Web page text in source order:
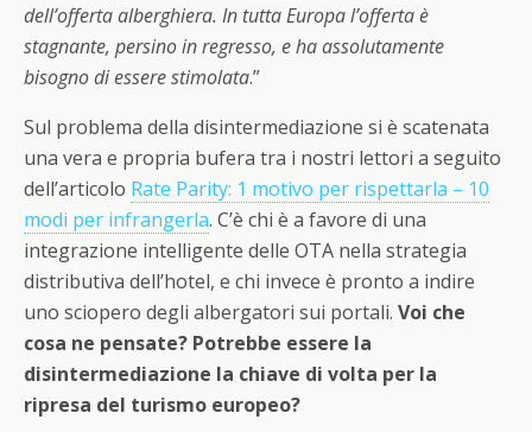
dell’offerta alberghiera. In tutta Europa l’offerta è
stagnante, persino in regresso, e ha assolutamente
bisogno di essere stimolata.”
Sul problema della disintermediazione si è scatenata
una vera e propria bufera tra i nostri lettori a seguito
dell’articolo Rate Parity: 1 motivo per rispettarla – 10
modi per infrangerla. C’è chi è a favore di una
integrazione intelligente delle OTA nella strategia
distributiva dell’hotel, e chi invece è pronto a indire
uno sciopero degli albergatori sui portali. Voi che
cosa ne pensate? Potrebbe essere la
disintermediazione la chiave di volta per la
ripresa del turismo europeo?